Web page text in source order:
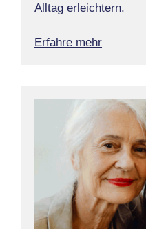
Alltag erleichtern.
Erfahre mehr